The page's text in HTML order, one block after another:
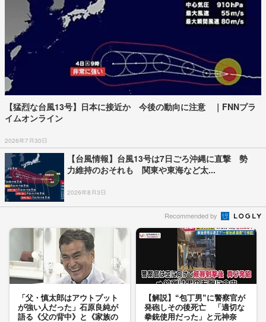
【猛烈な台風13号】日本に接近か 今後の動向に注意 ｜FNNプラ
イムオンライン
2026年7月30日
【台風情報】台風13号は7日ごろ沖縄に直撃 勢
力維持のおそれも 関東や東海など太...
2026年8月3日
Recommended by
「父・慎太郎はアウトプット
が強い人だった」石原良純が
語る《父の背中》と《家族の
【解説】“包丁男”に警察官が
発砲しその後死亡 「適切な
拳銃使用だった」と元神奈